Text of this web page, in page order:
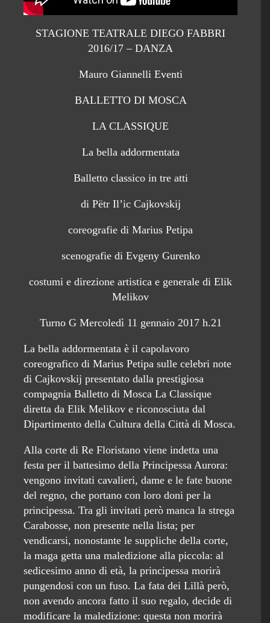
STAGIONE TEATRALE DIEGO FABBRI
2016/17 – DANZA
Mauro Giannelli Eventi
BALLETTO DI MOSCA
LA CLASSIQUE
La bella addormentata
Balletto classico in tre atti
di Pëtr Il’ic Cajkovskij
coreografie di Marius Petipa
scenografie di Evgeny Gurenko
costumi e direzione artistica e generale di Elik
Melikov
Turno G Mercoledì 11 gennaio 2017 h.21
La bella addormentata è il capolavoro
coreografico di Marius Petipa sulle celebri note
di Cajkovskij presentato dalla prestigiosa
compagnia Balletto di Mosca La Classique
diretta da Elik Melikov e riconosciuta dal
Dipartimento della Cultura della Città di Mosca.
Alla corte di Re Floristano viene indetta una
festa per il battesimo della Principessa Aurora:
vengono invitati cavalieri, dame e le fate buone
del regno, che portano con loro doni per la
principessa. Tra gli invitati però manca la strega
Carabosse, non presente nella lista; per
vendicarsi, nonostante le suppliche della corte,
la maga getta una maledizione alla piccola: al
sedicesimo anno di età, la principessa morirà
pungendosi con un fuso. La fata dei Lillà però,
non avendo ancora fatto il suo regalo, decide di
modificare la maledizione: questa non morirà